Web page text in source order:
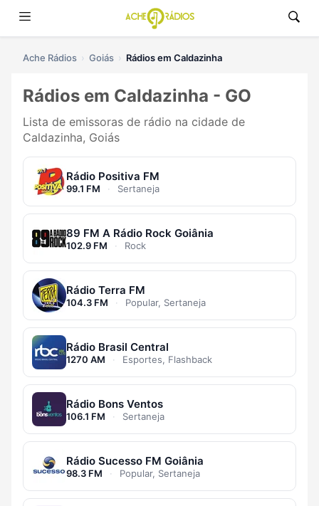
Ache Rádios Goiás Rádios em Caldazinha
Rádios em Caldazinha - GO
Lista de emissoras de rádio na cidade de
Caldazinha, Goiás
Rádio Positiva FM
99.1 FM · Sertaneja
89 FM A Rádio Rock Goiânia
102.9 FM · Rock
Rádio Terra FM
104.3 FM · Popular, Sertaneja
Rádio Brasil Central
1270 AM · Esportes, Flashback
Rádio Bons Ventos
106.1 FM · Sertaneja
Rádio Sucesso FM Goiânia
98.3 FM · Popular, Sertaneja